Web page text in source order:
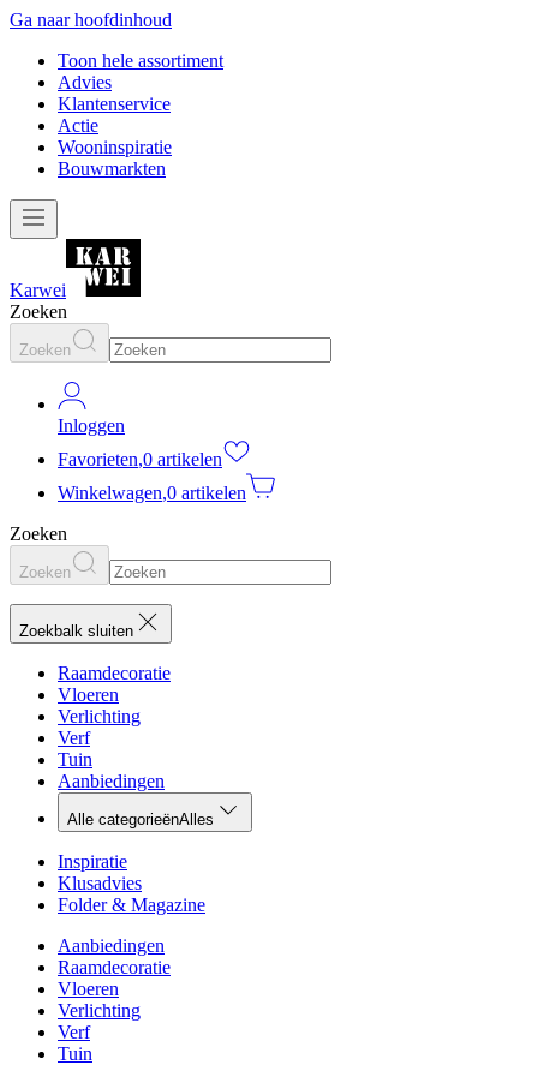
Ga naar hoofdinhoud
Toon hele assortiment
Advies
Klantenservice
Actie
Wooninspiratie
Bouwmarkten
Karwei
Zoeken
Zoeken
Inloggen
Favorieten,0 artikelen
Winkelwagen,0 artikelen
Zoeken
Zoeken
Zoekbalk sluiten
Raamdecoratie
Vloeren
Verlichting
Verf
Tuin
Aanbiedingen
Alle categorieënAlles
Inspiratie
Klusadvies
Folder & Magazine
Aanbiedingen
Raamdecoratie
Vloeren
Verlichting
Verf
Tuin